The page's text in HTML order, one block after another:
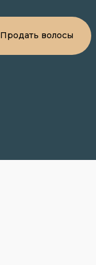
Продать волосы